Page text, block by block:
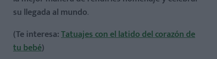
su llegada al mundo.
(Te interesa:Tatuajes con el latido del corazón de
tu bebé)